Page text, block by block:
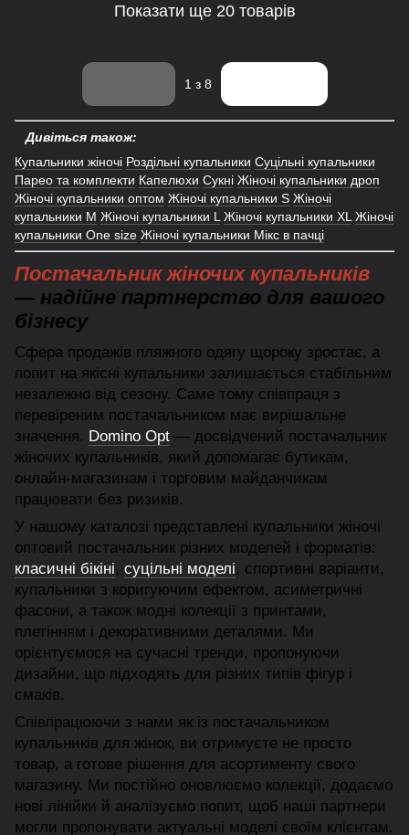
Показати ще 20 товарів
1 з 8
Дивіться також:
Купальники жіночі Роздільні купальники Суцільні купальники
Парео та комплекти Капелюхи Сукні Жіночі купальники дроп
Жіночі купальники оптом Жіночі купальники S Жіночі
купальники M Жіночі купальники L Жіночі купальники XL Жіночі
купальники One size Жіночі купальники Мікс в пачці
Постачальник жіночих купальників
— надійне партнерство для вашого
бізнесу
Сфера продажів пляжного одягу щороку зростає, а
попит на якісні купальники залишається стабільним
незалежно від сезону. Саме тому співпраця з
перевіреним постачальником має вирішальне
значення. Domino Opt — досвідчений постачальник
жіночих купальників, який допомагає бутикам,
онлайн-магазинам і торговим майданчикам
працювати без ризиків.
У нашому каталозі представлені купальники жіночі
оптовий постачальник різних моделей і форматів:
класичні бікіні, суцільні моделі, спортивні варіанти,
купальники з коригуючим ефектом, асиметричні
фасони, а також модні колекції з принтами,
плетінням і декоративними деталями. Ми
орієнтуємося на сучасні тренди, пропонуючи
дизайни, що підходять для різних типів фігур і
смаків.
Співпрацюючи з нами як із постачальником
купальників для жінок, ви отримуєте не просто
товар, а готове рішення для асортименту свого
магазину. Ми постійно оновлюємо колекції, додаємо
нові лінійки й аналізуємо попит, щоб наші партнери
могли пропонувати актуальні моделі своїм клієнтам.